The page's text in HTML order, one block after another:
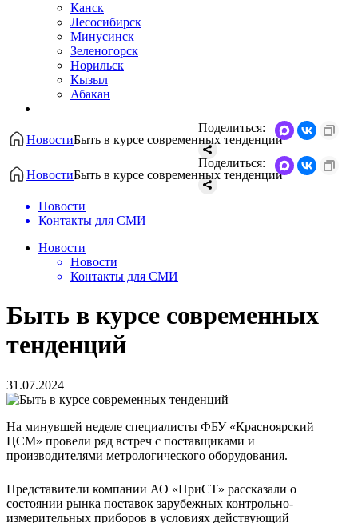
Канск
Лесосибирск
Минусинск
Зеленогорск
Норильск
Кызыл
Абакан
НовостиБыть в курсе современных тенденций
Поделиться:
НовостиБыть в курсе современных тенденций
Поделиться:
Новости
Контакты для СМИ
Новости
Новости
Контакты для СМИ
Быть в курсе современных
тенденций
31.07.2024
На минувшей неделе специалисты ФБУ «Красноярский
ЦСМ» провели ряд встреч с поставщиками и
производителями метрологического оборудования.
Представители компании АО «ПриСТ» рассказали о
состоянии рынка поставок зарубежных контрольно-
измерительных приборов в условиях действующий